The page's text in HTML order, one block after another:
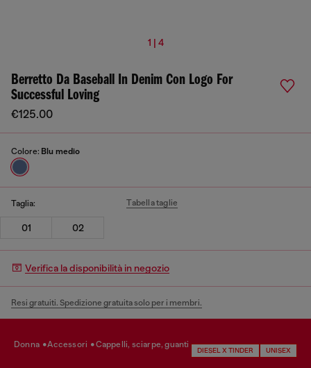
1 | 4
Berretto Da Baseball In Denim Con Logo For
Successful Loving
€125.00
Colore: Blu medio
Taglia: Tabella taglie
01 02
Verifica la disponibilità in negozio
Resi gratuiti. Spedizione gratuita solo per i membri.
donna accessori cappelli, sciarpe, guanti
DIESEL X TINDER UNISEX